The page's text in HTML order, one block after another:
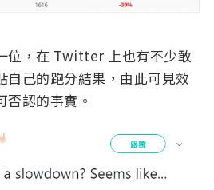
位，在 Twitter 上也有不少敢
自己的跑分結果，由此可見效
否認的事實。